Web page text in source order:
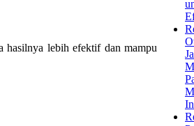
hasilnya lebih efektif dan mampu